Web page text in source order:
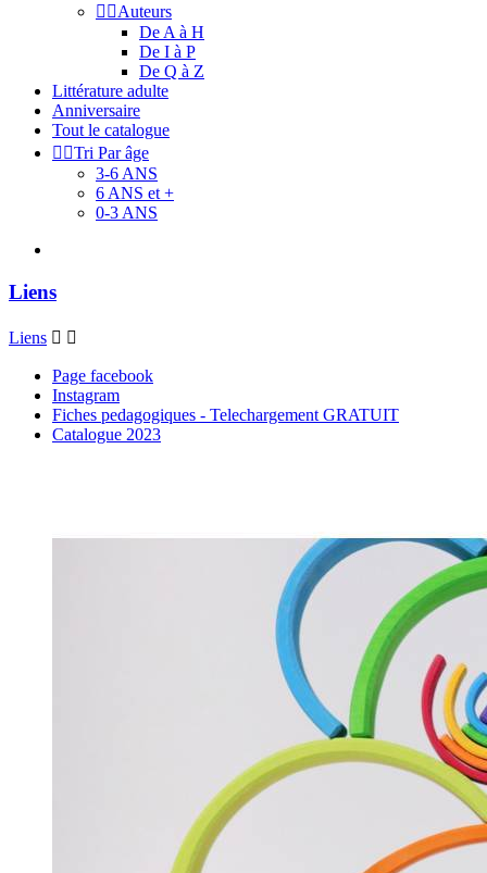
 Auteurs
De A à H
De I à P
De Q à Z
Littérature adulte
Anniversaire
Tout le catalogue
 Tri Par âge
3-6 ANS
6 ANS et +
0-3 ANS
Liens
Liens  
Page facebook
Instagram
Fiches pedagogiques - Telechargement GRATUIT
Catalogue 2023